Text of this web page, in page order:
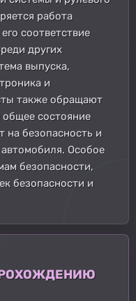
работа
соответствие
других
выпуска,
и
также обращают
состояние
на безопасность и
Особое
безопасности,
безопасности и